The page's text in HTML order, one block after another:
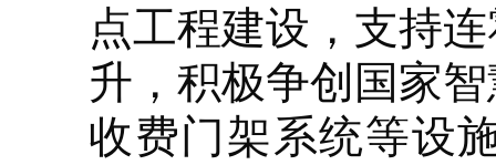
点工程建设，支持
升，积极争创国家
收费门架系统等设